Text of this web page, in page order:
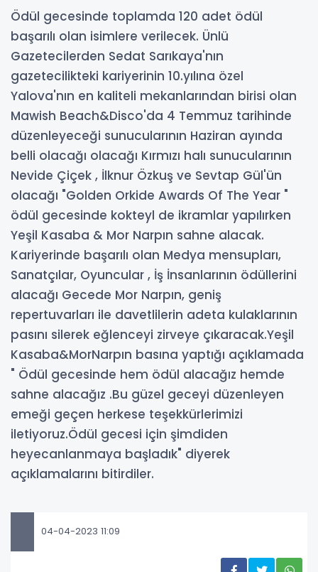
Ödül gecesinde toplamda 120 adet ödül
başarılı olan isimlere verilecek. Ünlü
Gazetecilerden Sedat Sarıkaya'nın
gazetecilikteki kariyerinin 10.yılına özel
Yalova'nın en kaliteli mekanlarından birisi olan
Mawish Beach&Disco'da 4 Temmuz tarihinde
düzenleyeceği sunucularının Haziran ayında
belli olacağı olacağı Kırmızı halı sunucularının
Nevide Çiçek , İlknur Özkuş ve Sevtap Gül'ün
olacağı "Golden Orkide Awards Of The Year "
ödül gecesinde kokteyl de ikramlar yapılırken
Yeşil Kasaba & Mor Narpın sahne alacak.
Kariyerinde başarılı olan Medya mensupları,
Sanatçılar, Oyuncular , İş İnsanlarının ödüllerini
alacağı Gecede Mor Narpın, geniş
repertuvarları ile davetlilerin adeta kulaklarının
pasını silerek eğlenceyi zirveye çıkaracak.Yeşil
Kasaba&MorNarpın basına yaptığı açıklamada
" Ödül gecesinde hem ödül alacağız hemde
sahne alacağız .Bu güzel geceyi düzenleyen
emeği geçen herkese teşekkürlerimizi
iletiyoruz.Ödül gecesi için şimdiden
heyecanlanmaya başladık" diyerek
açıklamalarını bitirdiler.
04-04-2023 11:09